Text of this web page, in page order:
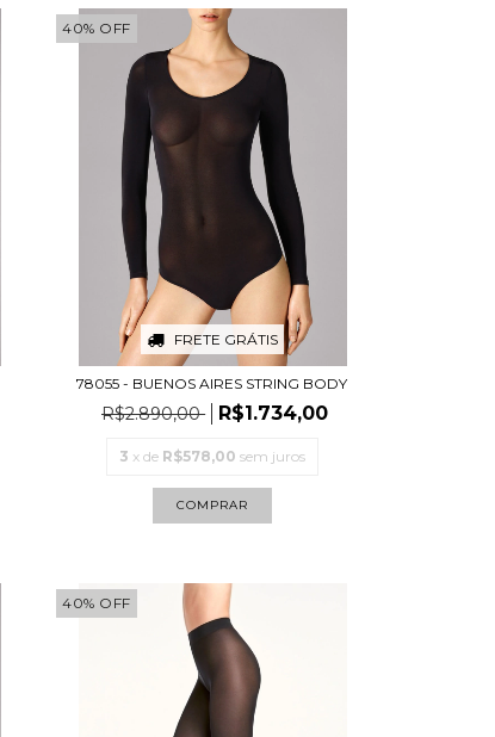
40% OFF
FRETE GRÁTIS
78055 - BUENOS AIRES STRING BODY
R$2.890,00 R$1.734,00
3 x de R$578,00 sem juros
COMPRAR
40% OFF